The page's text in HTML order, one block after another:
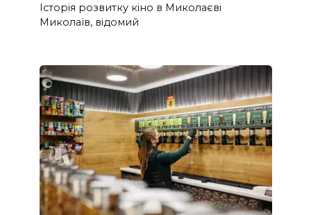
Історія розвитку кіно в Миколаєві
Миколаїв, відомий